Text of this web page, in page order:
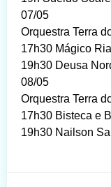
07/05
Orquestra Terra
17h30 Mágico
19h30 Deusa
08/05
Orquestra Terra
17h30 Bisteca e
19h30 Nailson